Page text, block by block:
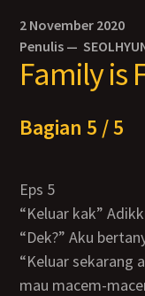
2 November 2020
Penulis —
Family is
Bagian 5 / 5
Eps 5
“Keluar kak”
“Dek?” Aku
“Keluar sekarang atau aku bakal teriak kalo kakak
mau macem-